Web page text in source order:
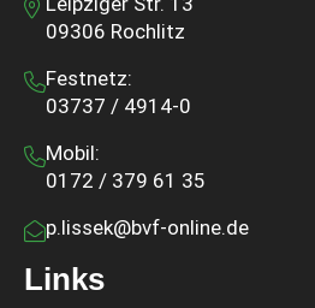
09306 Rochlitz
Festnetz:
03737 / 4914-0
Mobil:
0172 / 379 61 35
p.lissek@bvf-online.de
Links